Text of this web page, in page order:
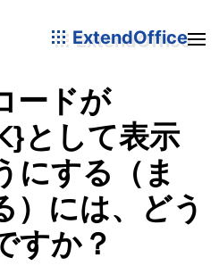
ExtendOffice
ードが
として表示
にする（ま
）には、どう
すか？